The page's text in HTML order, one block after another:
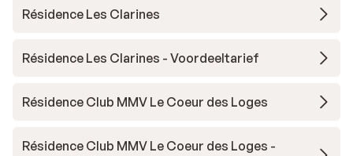
Résidence Les Clarines
Résidence Les Clarines - Voordeeltarief
Résidence Club MMV Le Coeur des Loges
Résidence Club MMV Le Coeur des Loges -